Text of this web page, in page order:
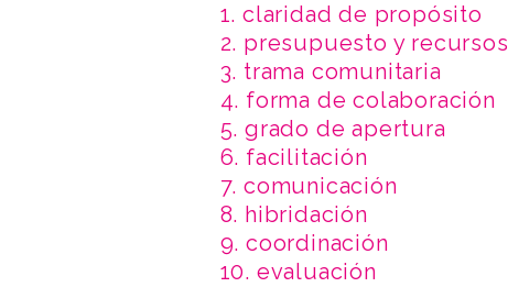
1. claridad de propósito
2. presupuesto y recursos
3. trama comunitaria
4. forma de colaboración
5. grado de apertura
6. facilitación
7. comunicación
8. hibridación
9. coordinación
10. evaluación